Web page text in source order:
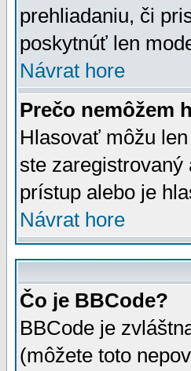
prehliadaniu, či
poskytnúť len
Návrat hore
Prečo nemôžem
Hlasovať môžu
ste zaregistrovaný
prístup alebo je
Návrat hore
Čo je BBCode?
BBCode je
(môžete toto